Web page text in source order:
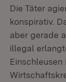
Die Täter
konspirativ.
aber gerade
illegal
Einschleusen